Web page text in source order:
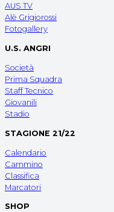
AUS TV
Alè Grigiorossi
Fotogallery
U.S. ANGRI
Società
Prima Squadra
Staff Tecnico
Giovanili
Stadio
STAGIONE 21/22
Calendario
Cammino
Classifica
Marcatori
SHOP